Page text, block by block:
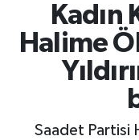
Kadın
Halime
Saadet Partisi
Tüm Manşetler
Son Dakika